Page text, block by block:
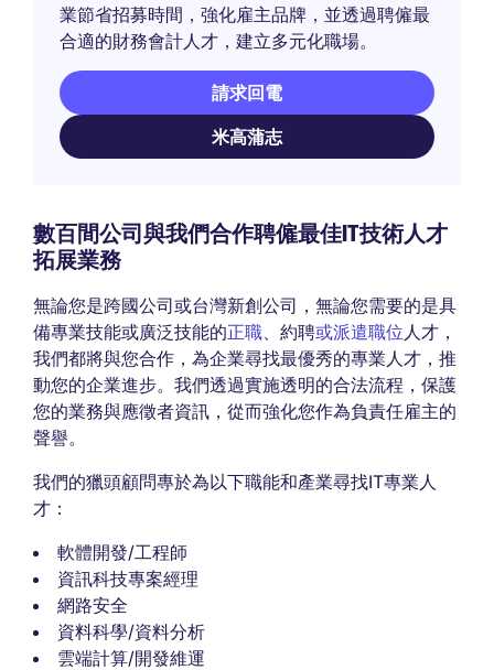
業節省招募時間，強化雇主品牌，並透過聘僱最
合適的財務會計人才，建立多元化職場。
米高蒲志
請求回電
數百間公司與我們合作聘僱最佳IT技術人才
拓展業務
無論您是跨國公司或台灣新創公司，無論您需要的是具
備專業技能或廣泛技能的正職 、約聘或派遣職位 人才，
我們都將與您合作，為企業尋找最優秀的專業人才，推
動您的企業進步。我們透過實施透明的合法流程，保護
您的業務與應徵者資訊，從而強化您作為負責任雇主的
聲譽。
我們的獵頭顧問專於為以下職能和產業尋找IT專業人
才：
軟體開發/工程師
資訊科技專案經理
網路安全
資料科學/資料分析
雲端計算/開發維運